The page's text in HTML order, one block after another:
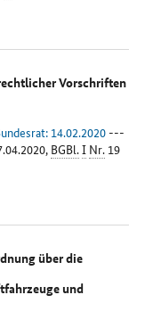
Vorschriften
14.02.2020---
BGBl.I Nr.19
über die
und